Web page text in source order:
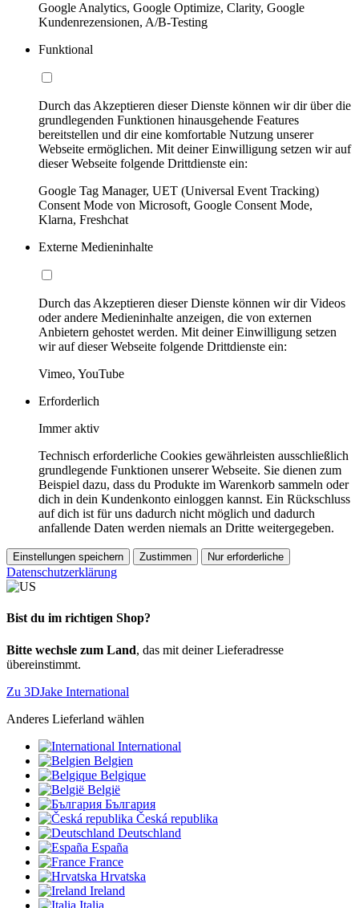
Google Analytics, Google Optimize, Clarity, Google
Kundenrezensionen, A/B-Testing
Funktional
Durch das Akzeptieren dieser Dienste können wir dir über die
grundlegenden Funktionen hinausgehende Features
bereitstellen und dir eine komfortable Nutzung unserer
Webseite ermöglichen. Mit deiner Einwilligung setzen wir auf
dieser Webseite folgende Drittdienste ein:
Google Tag Manager, UET (Universal Event Tracking)
Consent Mode von Microsoft, Google Consent Mode,
Klarna, Freshchat
Externe Medieninhalte
Durch das Akzeptieren dieser Dienste können wir dir Videos
oder andere Medieninhalte anzeigen, die von externen
Anbietern gehostet werden. Mit deiner Einwilligung setzen
wir auf dieser Webseite folgende Drittdienste ein:
Vimeo, YouTube
Erforderlich
Immer aktiv
Technisch erforderliche Cookies gewährleisten ausschließlich
grundlegende Funktionen unserer Webseite. Sie dienen zum
Beispiel dazu, dass du Produkte im Warenkorb sammeln oder
dich in dein Kundenkonto einloggen kannst. Ein Rückschluss
auf dich ist für uns dadurch nicht möglich und dadurch
anfallende Daten werden niemals an Dritte weitergegeben.
Einstellungen speichern Zustimmen Nur erforderliche
Datenschutzerklärung
Bist du im richtigen Shop?
Bitte wechsle zum Land, das mit deiner Lieferadresse
übereinstimmt.
Zu 3DJake International
Anderes Lieferland wählen
International
Belgien
Belgique
België
България
Česká republika
Deutschland
España
France
Hrvatska
Ireland
Italia